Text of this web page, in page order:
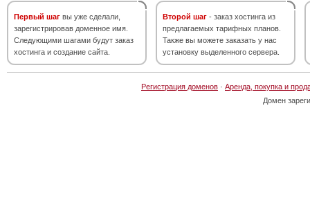
Первый шаг вы уже сделали,
зарегистрировав доменное имя.
Следующими шагами будут заказ
хостинга и создание сайта.
Второй шаг - заказ хостинга из
предлагаемых тарифных планов.
Также вы можете заказать у нас
установку выделенного сервера.
Регистрация доменов · Аренда, покупка и
Домен